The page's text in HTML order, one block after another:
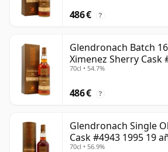
486 € ?
Glendronach Batch
Ximenez Sherry Cask
años
70cl • 54.7%
486 € ?
Glendronach Single
Cask #4943 1995 19
70cl • 56.9%